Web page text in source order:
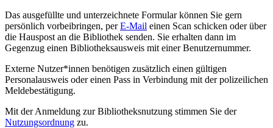
Das ausgefüllte und unterzeichnete Formular können Sie gern
persönlich vorbeibringen, perE-Mail einen Scan schicken oder über
die Hauspost an die Bibliothek senden. Sie erhalten dann im
Gegenzug einen Bibliotheksausweis mit einer Benutzernummer.
Externe Nutzer*innen benötigen zusätzlich einen gültigen
Personalausweis oder einen Pass in Verbindung mit der polizeilichen
Meldebestätigung.
Mit der Anmeldung zur Bibliotheksnutzung stimmen Sie der
Nutzungsordnung zu.